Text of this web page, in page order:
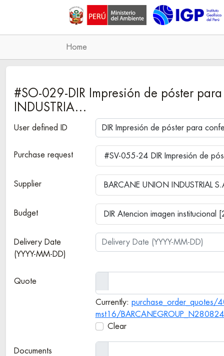
Home
#SO-029-DIR Impresión de póster
INDUSTRIA…
User defined ID
Purchase request #SV-055-24 DIR Impresión de
Supplier BARCANE UNION INDUSTRIAL
Budget DIR Atencion imagen institucional
Delivery Date
(YYYY-MM-DD)
Quote
Currently: purchase_order_quotes/
mst16/
Clear
Documents